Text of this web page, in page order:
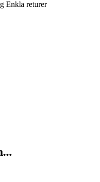
Enkla returer